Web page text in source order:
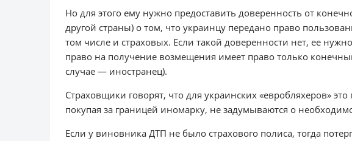
Но для этого ему нужно предоставить доверенность от
другой страны) о том, что украинцу передано право
том числе и страховых. Если такой доверенности нет, ее
право на получение возмещения имеет право только
случае — иностранец).
Страховщики говорят, что для украинских «евробляхеров»
покупая за границей иномарку, не задумываются о
Если у виновника ДТП не было страхового полиса, тогда